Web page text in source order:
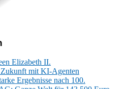
Elizabeth II.
mit KI-Agenten
Ergebnisse nach 100.